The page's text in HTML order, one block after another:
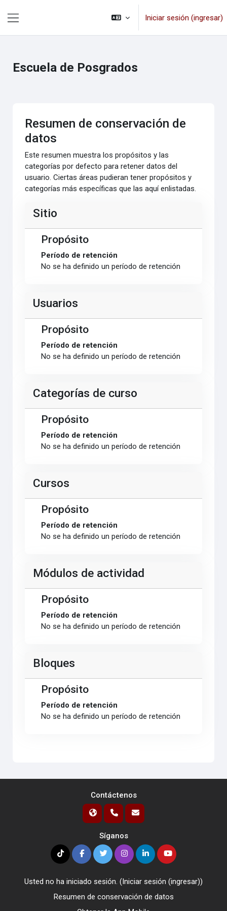
Iniciar sesión (ingresar)
Escuela de Posgrados
Resumen de conservación de
datos
Este resumen muestra los propósitos y las
categorías por defecto para retener datos del
usuario. Ciertas áreas pudieran tener propósitos y
categorías más específicas que las aquí enlistadas.
Sitio
Propósito
Período de retención
No se ha definido un período de retención
Usuarios
Propósito
Período de retención
No se ha definido un período de retención
Categorías de curso
Propósito
Período de retención
No se ha definido un período de retención
Cursos
Propósito
Período de retención
No se ha definido un período de retención
Módulos de actividad
Propósito
Período de retención
No se ha definido un período de retención
Bloques
Propósito
Período de retención
No se ha definido un período de retención
Contáctenos
Síganos
Usted no ha iniciado sesión. (Iniciar sesión (ingresar))
Resumen de conservación de datos